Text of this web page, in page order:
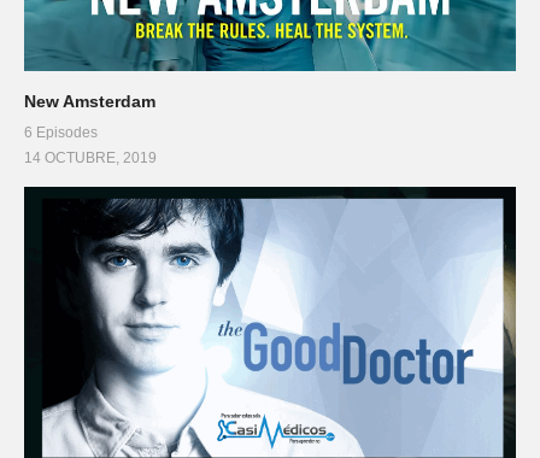
New Amsterdam
6 Episodes
14 OCTUBRE, 2019